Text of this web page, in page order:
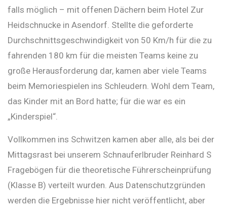
falls möglich – mit offenen Dächern beim Hotel Zur
Heidschnucke in Asendorf. Stellte die geforderte
Durchschnittsgeschwindigkeit von 50 Km/h für die zu
fahrenden 180 km für die meisten Teams keine zu
große Herausforderung dar, kamen aber viele Teams
beim Memoriespielen ins Schleudern. Wohl dem Team,
das Kinder mit an Bord hatte; für die war es ein
„Kinderspiel“.
Vollkommen ins Schwitzen kamen aber alle, als bei der
Mittagsrast bei unserem Schnauferlbruder Reinhard S
Fragebögen für die theoretische Führerscheinprüfung
(Klasse B) verteilt wurden. Aus Datenschutzgründen
werden die Ergebnisse hier nicht veröffentlicht, aber